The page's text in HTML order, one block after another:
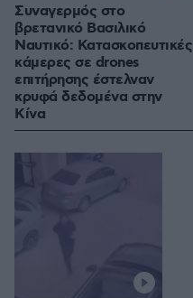
Συναγερμός στο
βρετανικό Βασιλικό
Ναυτικό: Κατασκοπευτικές
κάμερες σε drones
επιτήρησης έστελναν
κρυφά δεδομένα στην
Κίνα